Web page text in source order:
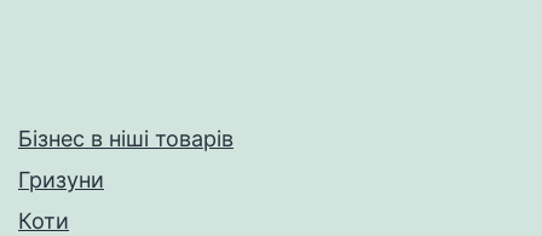
Бізнес в ніші товарів
Гризуни
Коти